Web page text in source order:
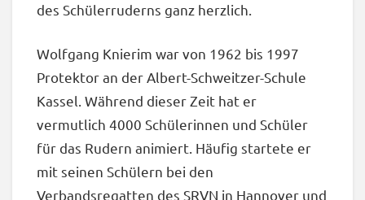
des Schülerruderns ganz herzlich.
Wolfgang Knierim war von 1962 bis 1997
Protektor an der Albert-Schweitzer-Schule
Kassel. Während dieser Zeit hat er
vermutlich 4000 Schülerinnen und Schüler
für das Rudern animiert. Häufig startete er
mit seinen Schülern bei den
Verbandsregatten des SRVN in Hannover und